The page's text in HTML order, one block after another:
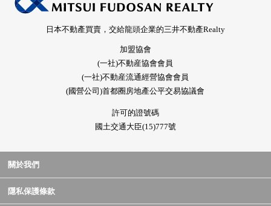
日本不動產買賣，交給龍頭企業的三井不動產Realty
加盟協會
(一社)不動産協會會員
(一社)不動産流通經營協會會員
(國營公司)首都圈房地產公平交易協議會
許可的證號碼
國土交通大臣(15)777號
關於我們
隱私保護條款